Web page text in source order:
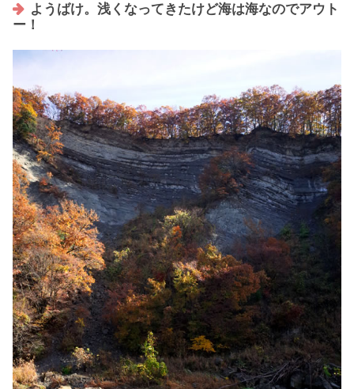
ようばけ。浅くなってきたけど海は海なのでアウト
ー！